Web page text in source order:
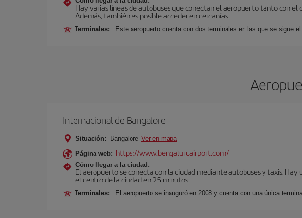
Hay varias líneas de autobuses que conectan el aeropuerto tanto con
Además, también es posible acceder en cercanías.
Terminales: Este aeropuerto cuenta con dos terminales en las que se sigue
Internacional de Bangalore
Situación: Bangalore Ver en mapa
Página web: https://www.bengaluruairport.com/
Cómo llegar a la ciudad:
El aeropuerto se conecta con la ciudad mediante autobuses y taxis.
el centro de la ciudad en 25 minutos.
Terminales: El aeropuerto se inauguró en 2008 y cuenta con una única